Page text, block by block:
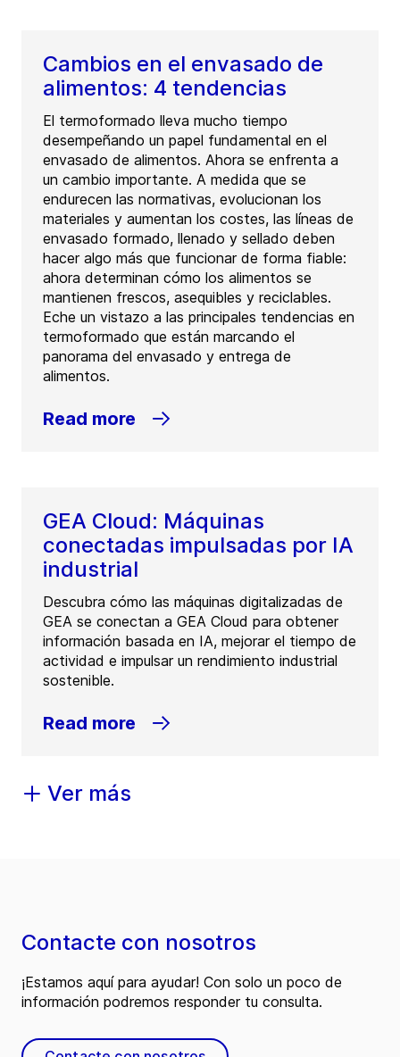
Cambios en el envasado de
alimentos: 4 tendencias
El termoformado lleva mucho tiempo
desempeñando un papel fundamental en el
envasado de alimentos. Ahora se enfrenta a
un cambio importante. A medida que se
endurecen las normativas, evolucionan los
materiales y aumentan los costes, las líneas de
envasado formado, llenado y sellado deben
hacer algo más que funcionar de forma fiable:
ahora determinan cómo los alimentos se
mantienen frescos, asequibles y reciclables.
Eche un vistazo a las principales tendencias en
termoformado que están marcando el
panorama del envasado y entrega de
alimentos.
Read more
GEA Cloud: Máquinas
conectadas impulsadas por IA
industrial
Descubra cómo las máquinas digitalizadas de
GEA se conectan a GEA Cloud para obtener
información basada en IA, mejorar el tiempo de
actividad e impulsar un rendimiento industrial
sostenible.
Read more
Ver más
Contacte con nosotros
¡Estamos aquí para ayudar! Con solo un poco de
información podremos responder tu consulta.